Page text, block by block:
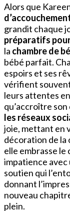
Alors que
grandit chaque
préparatifs
la chambre de
bébé parfait.
espoirs et ses
vérifient
leurs attentes
qu’accroître
les réseaux
joie, mettant en
décoration de la
elle embrasse le
impatience avec
soutien qui
donnant
nouveau
plein.